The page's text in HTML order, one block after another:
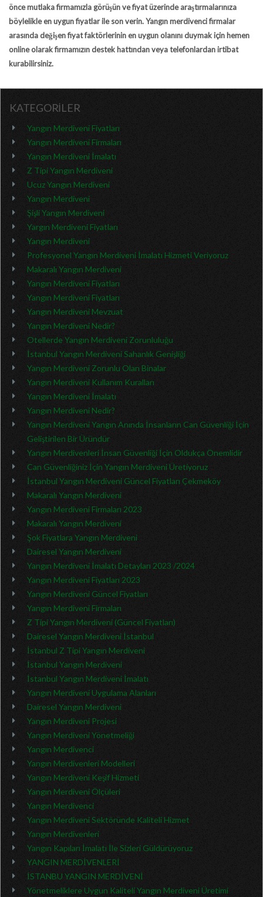
önce mutlaka firmamızla görüşün ve fiyat üzerinde araştırmalarınıza
böylelikle en uygun fiyatlar ile son verin. Yangın merdivenci firmalar
arasında değişen fiyat faktörlerinin en uygun olanını duymak için hemen
online olarak firmamızın destek hattından veya telefonlardan irtibat
kurabilirsiniz.
KATEGORİLER
Yangın Merdiveni Fiyatları
Yangın Merdiveni Firmaları
Yangın Merdiveni İmalatı
Z Tipi Yangın Merdiveni
Ucuz Yangın Merdiveni
Yangın Merdiveni
Şişli Yangın Merdiveni
Yargın Merdiveni Fiyatları
Yangın Merdiveni
Profesyonel Yangın Merdiveni İmalatı Hizmeti Veriyoruz
Makaralı Yangın Merdiveni
Yangın Merdiveni Fiyatları
Yangın Merdiveni Fiyatları
Yangın Merdiveni Mevzuat
Yangın Merdiveni Nedir?
Otellerde Yangın Merdiveni Zorunluluğu
İstanbul Yangın Merdiveni Sahanlık Genişliği
Yangın Merdiveni Zorunlu Olan Binalar
Yangın Merdiveni Kullanım Kuralları
Yangın Merdiveni İmalatı
Yangın Merdiveni Nedir?
Yangın Merdiveni Yangın Anında İnsanların Can Güvenliği İçin
Geliştirilen Bir Üründür
Yangın Merdivenleri İnsan Güvenliği İçin Oldukça Önemlidir
Can Güvenliğiniz İçin Yangın Merdiveni Üretiyoruz
İstanbul Yangın Merdiveni Güncel Fiyatları Çekmeköy
Makaralı Yangın Merdiveni
Yangın Merdiveni Firmaları 2023
Makaralı Yangın Merdiveni
Şok Fiyatlara Yangın Merdiveni
Dairesel Yangın Merdiveni
Yangın Merdiveni İmalatı Detayları 2023 /2024
Yangın Merdiveni Fiyatları 2023
Yangın Merdiveni Güncel Fiyatları
Yangın Merdiveni Firmaları
Z Tipi Yangın Merdiveni (Güncel Fiyatları)
Dairesel Yangın Merdiveni İstanbul
İstanbul Z Tipi Yangın Merdiveni
İstanbul Yangın Merdiveni
İstanbul Yangın Merdiveni İmalatı
Yangın Merdiveni Uygulama Alanları
Dairesel Yangın Merdiveni
Yangın Merdiveni Projesi
Yangın Merdiveni Yönetmeliği
Yangın Merdivenci
Yangın Merdivenleri Modelleri
Yangın Merdiveni Keşif Hizmeti
Yangın Merdiveni Ölçüleri
Yangın Merdivenci
Yangın Merdiveni Sektöründe Kaliteli Hizmet
Yangın Merdivenleri
Yangın Kapıları İmalatı İle Sizleri Güldürüyoruz
YANGIN MERDİVENLERİ
İSTANBU YANGIN MERDİVENİ
Yönetmeliklere Uygun Kaliteli Yangın Merdiveni Üretimi